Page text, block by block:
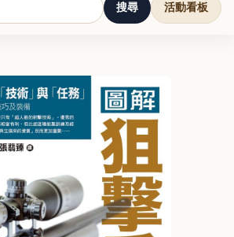
搜尋 活動看板